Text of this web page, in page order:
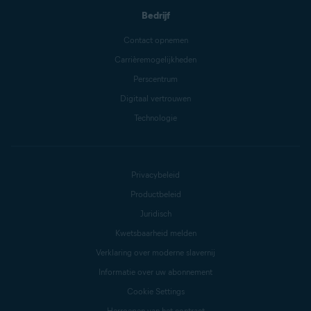
Bedrijf
Contact opnemen
Carrièremogelijkheden
Perscentrum
Digitaal vertrouwen
Technologie
Privacybeleid
Productbeleid
Juridisch
Kwetsbaarheid melden
Verklaring over moderne slavernij
Informatie over uw abonnement
Cookie Settings